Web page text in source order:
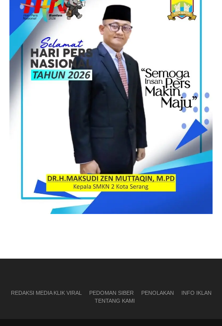
REDAKSI MEDIA KLIK VIRAL PEDOMAN SIBER PENOLAKAN
INFO IKLAN
TENTANG KAMI